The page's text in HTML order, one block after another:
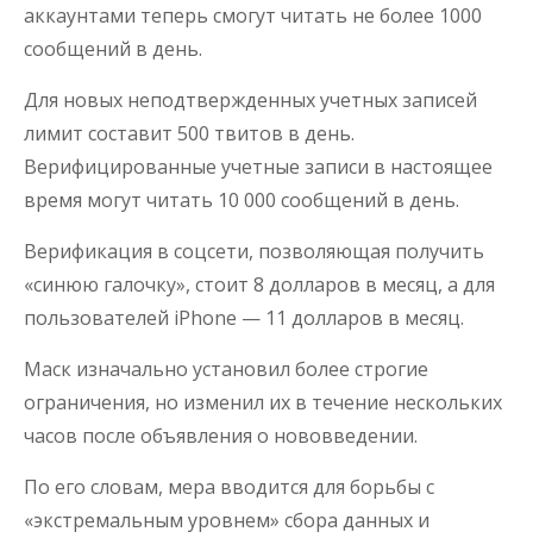
аккаунтами теперь смогут читать не более 1000
сообщений в день.
Для новых неподтвержденных учетных записей
лимит составит 500 твитов в день.
Верифицированные учетные записи в настоящее
время могут читать 10 000 сообщений в день.
Верификация в соцсети, позволяющая получить
«синюю галочку», стоит 8 долларов в месяц, а для
пользователей iPhone — 11 долларов в месяц.
Маск изначально установил более строгие
ограничения, но изменил их в течение нескольких
часов после объявления о нововведении.
По его словам, мера вводится для борьбы с
«экстремальным уровнем» сбора данных и